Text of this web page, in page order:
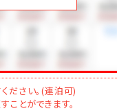
ださい。(連泊可)
ことができます。